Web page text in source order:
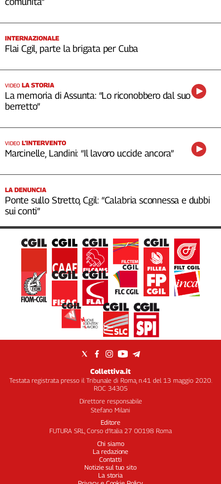
INTERNAZIONALE
Flai Cgil, parte la brigata per Cuba
VIDEO LA STORIA
La memoria di Assunta: “Lo riconobbero dal suo
berretto”
VIDEO L’INTERVENTO
Marcinelle, Landini: “Il lavoro uccide ancora”
LA DENUNCIA
Ponte sullo Stretto, Cgil: “Calabria sconnessa e dubbi
sui conti”
Collettiva.it
Testata registrata presso il Tribunale di Roma, n.41 del 13 maggio 2020.
ROC 34305
Direttore responsabile
Stefano Milani
Editore
FUTURA SRL, Corso d’Italia 27 00198 Roma
Chi siamo
La redazione
Contatti
Notizie sul tuo sito
La storia